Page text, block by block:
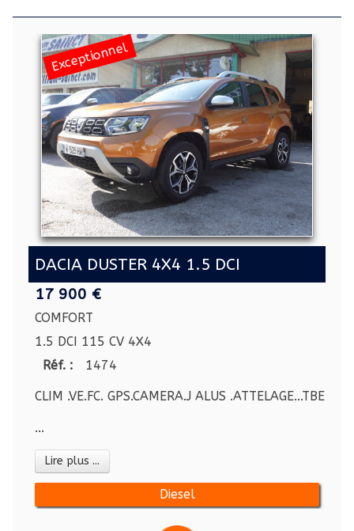
Exceptionnel
DACIA DUSTER 4X4 1.5 DCI
17 900 €
COMFORT
1.5 DCI 115 CV 4X4
Réf. :
1474
CLIM .VE.FC. GPS.CAMERA.J ALUS .ATTELAGE...TBE
...
Lire plus ...
Diesel